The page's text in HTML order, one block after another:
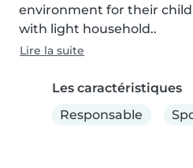
environment for their
with light household..
Lire la suite
Les caractéristiques
Responsable